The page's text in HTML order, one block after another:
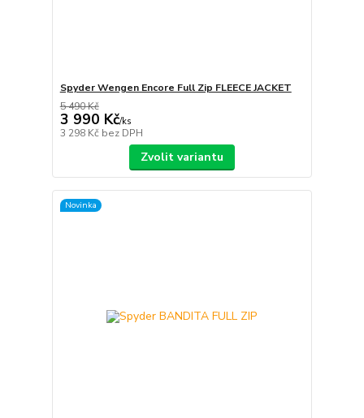
Spyder Wengen Encore Full Zip FLEECE JACKET
5 490 Kč
3 990 Kč/ks
3 298 Kč bez DPH
Zvolit variantu
Novinka